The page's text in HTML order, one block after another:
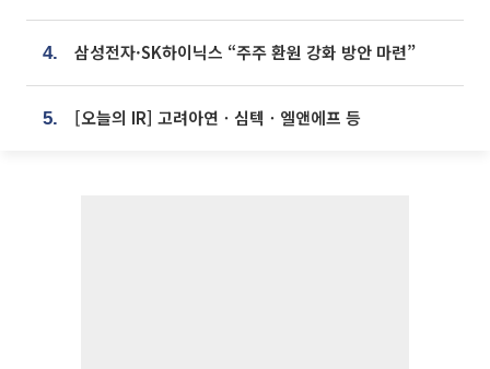
4. 삼성전자·SK하이닉스 “주주 환원 강화 방안 마련”
5. [오늘의 IR] 고려아연ㆍ심텍ㆍ엘앤에프 등